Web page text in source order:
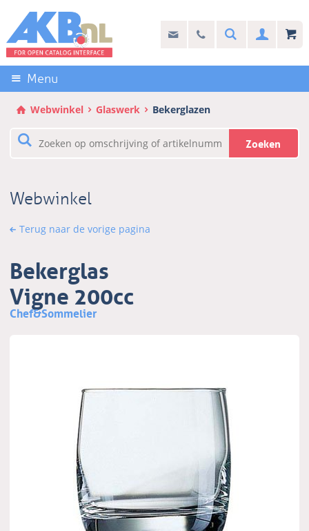
links
over
Direct
naar
de
inhoud
naar
info@akb.nl
Stel uw vraag
030 69 50 814Search
Menu
Webwinkel Glaswerk Bekerglazen
Zoeken
Webwinkel
Terug naar de vorige pagina
Bekerglas
Vigne 200cc
Chef&Sommelier